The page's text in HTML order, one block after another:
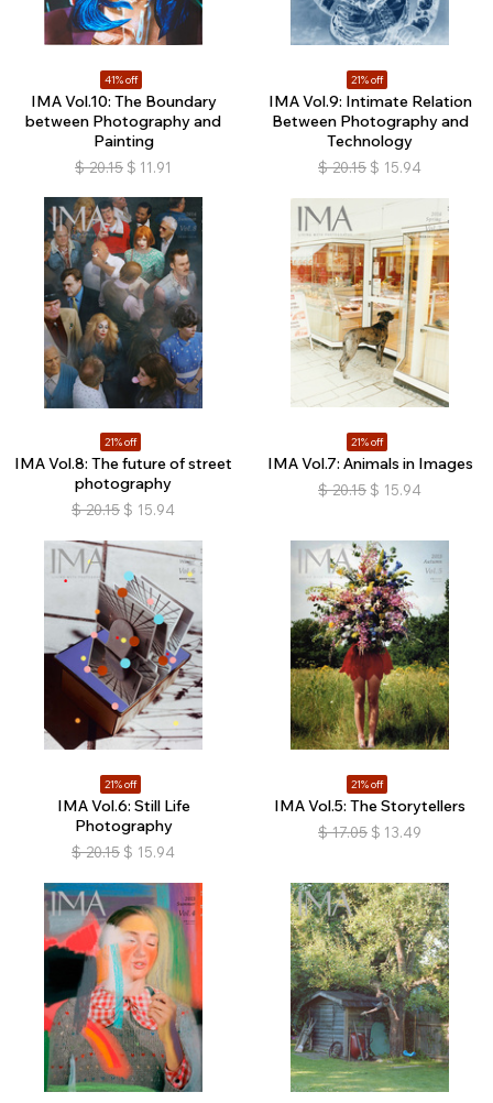
41% off
IMA Vol.10: The Boundary
between Photography and
Painting
$ 20.15 $ 11.91
21% off
IMA Vol.9: Intimate Relation
Between Photography and
Technology
$ 20.15 $ 15.94
21% off
IMA Vol.8: The future of street
photography
$ 20.15 $ 15.94
21% off
IMA Vol.7: Animals in Images
$ 20.15 $ 15.94
21% off
IMA Vol.6: Still Life
Photography
$ 20.15 $ 15.94
21% off
IMA Vol.5: The Storytellers
$ 17.05 $ 13.49